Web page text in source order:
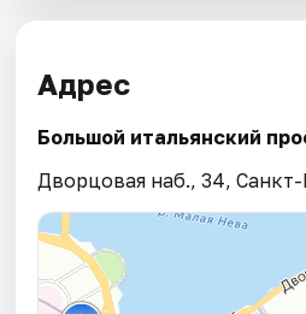
Адрес
Большой итальянский
Дворцовая наб., 34,